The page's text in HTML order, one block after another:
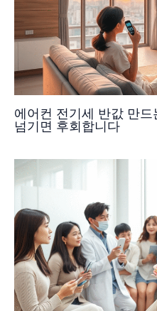
에어컨 전기세 반값 만드
넘기면 후회합니다